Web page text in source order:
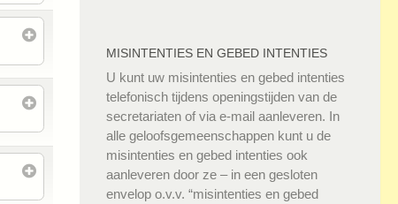
MISINTENTIES EN GEBED INTENTIES
U kunt uw misintenties en gebed intenties
telefonisch tijdens openingstijden van de
secretariaten of via e-mail aanleveren. In
alle geloofsgemeenschappen kunt u de
misintenties en gebed intenties ook
aanleveren door ze – in een gesloten
envelop o.v.v. “misintenties en gebed